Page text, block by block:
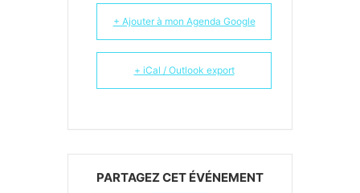
+ Ajouter à mon Agenda Google
+ iCal / Outlook export
PARTAGEZ CET ÉVÉNEMENT